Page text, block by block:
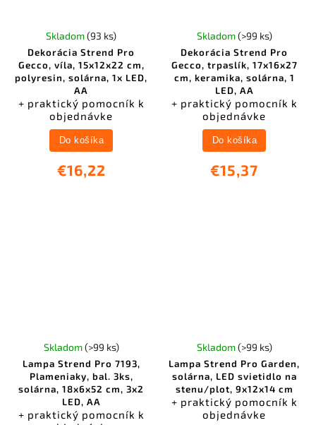
Dekorácia Strend Pro
Gecco, víla, 15x12x22 cm,
polyresin, solárna, 1x LED,
AA
+ praktický pomocník k
objednávke
Skladom(93 ks)
€16,22
Do košíka
Dekorácia Strend Pro
Gecco, trpaslík, 17x16x27
cm, keramika, solárna, 1
LED, AA
+ praktický pomocník k
objednávke
Skladom(>99 ks)
€15,37
Do košíka
Lampa Strend Pro 7193,
Plameniaky, bal. 3ks,
solárna, 18x6x52 cm, 3x2
LED, AA
+ praktický pomocník k
Skladom(>99 ks)
Lampa Strend Pro Garden,
solárna, LED svietidlo na
stenu/plot, 9x12x14 cm
+ praktický pomocník k
objednávke
Skladom(>99 ks)